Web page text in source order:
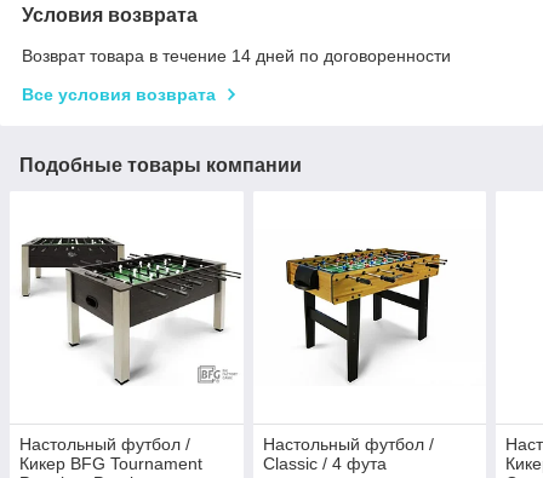
Условия возврата
Возврат товара в течение 14 дней по договоренности
Все условия возврата
Подобные товары компании
Настольный футбол /
Кикер BFG Tournament
Настольный футбол /
Classic / 4 фута